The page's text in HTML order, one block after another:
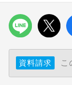
資料請求 こ
ホテル指定
ス2席利用